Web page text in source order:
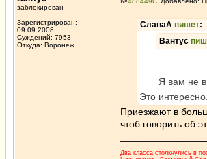
заблокирован
Зарегистрирован:
09.09.2008
Суждений: 7953
Откуда: Воронеж
СлаваА пишет:
Вантус
Я вам не в
Это
Приезжают в
чтоб говорить об
Два класса столкнулись в